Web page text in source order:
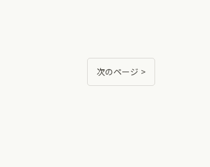
次のページ >